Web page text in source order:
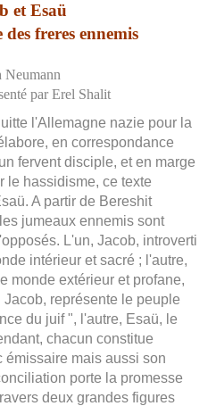
et Esaü
freres ennemis
Neumann
par Erel Shalit
l'Allemagne nazie pour la
en correspondance
fervent disciple, et en marge
le hassidisme, ce texte
A partir de Bereshit
jumeaux ennemis sont
L'un, Jacob, introverti
intérieur et sacré ; l'autre,
monde extérieur et profane,
représente le peuple
du juif ", l'autre, Esaü, le
chacun constitue
émissaire mais aussi son
porte la promesse
deux grandes figures